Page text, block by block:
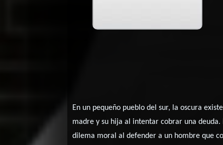
En un pequeño pueblo del sur, la oscura
madre y su hija al intentar cobrar una
dilema moral al defender a un hombre que